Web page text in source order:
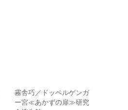
霧舎巧／ドッペルゲンガ
ー宮≪あかずの扉≫研究